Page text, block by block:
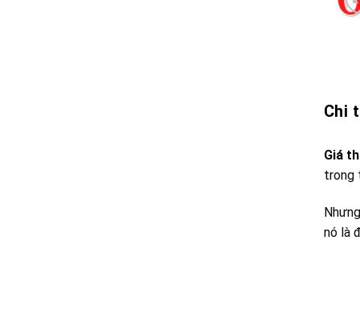
Chi
Giá
trong
nó là